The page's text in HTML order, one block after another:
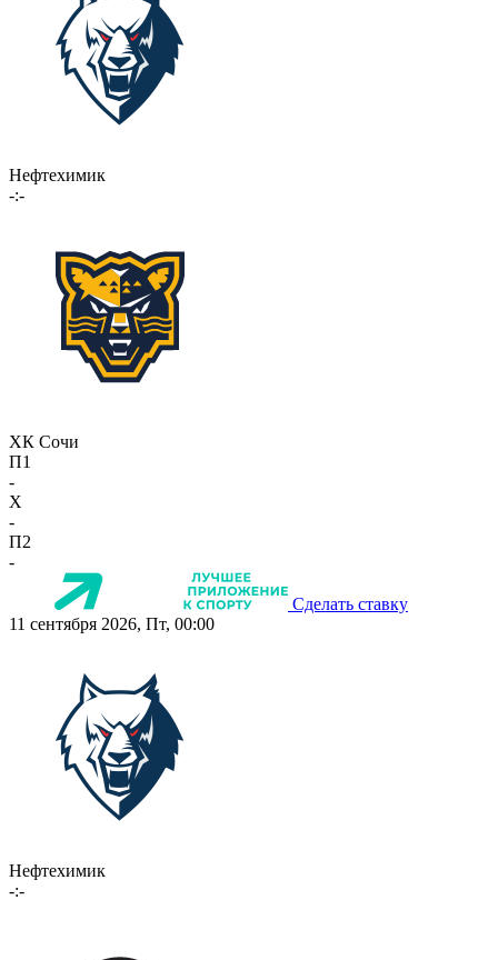
Нефтехимик
-:-
ХК Сочи
П1
-
X
-
П2
-
Сделать ставку
11 сентября 2026, Пт, 00:00
Нефтехимик
-:-